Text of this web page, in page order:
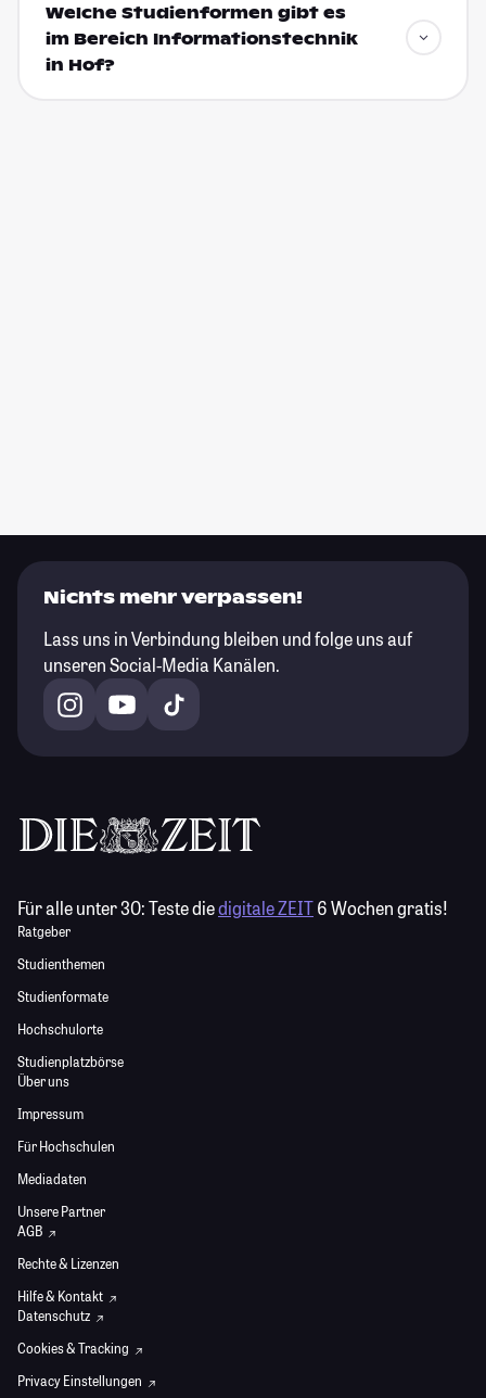
Welche Studienformen gibt es
im Bereich Informationstechnik
in Hof?
Nichts mehr verpassen!
Lass uns in Verbindung bleiben und folge uns auf
unseren Social-Media Kanälen.
Für alle unter 30:Teste diedigitale ZEIT6 Wochen gratis!
Ratgeber
Studienthemen
Studienformate
Hochschulorte
Studienplatzbörse
Über uns
Impressum
Für Hochschulen
Mediadaten
Unsere Partner
AGB
Rechte & Lizenzen
Hilfe & Kontakt
Datenschutz
Cookies & Tracking
Privacy Einstellungen